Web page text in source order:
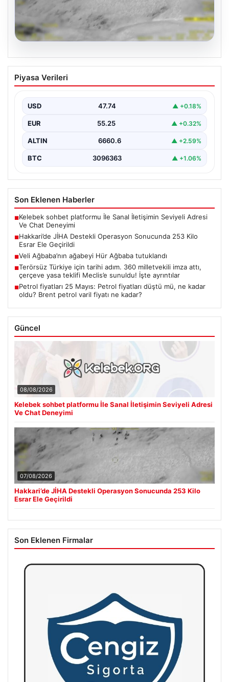
07.08.2026
Hakkari’de JİHA Destekli Operasyon
Sonucunda 253 Kilo Esrar Ele Geçirildi
Hakkari’de jandarma ekipleri tarafından gerçekleştirilen
insansız hava aracı (JİHA)…
Piyasa Verileri
USD 47.74 ▲ +0.18%
EUR 55.25 ▲ +0.32%
ALTIN 6660.6 ▲ +2.59%
BTC 3096363 ▲ +1.06%
Son Eklenen Haberler
■Kelebek sohbet platformu İle Sanal İletişimin Seviyeli Adresi
Ve Chat Deneyimi
■Hakkari’de JİHA Destekli Operasyon Sonucunda 253 Kilo
Esrar Ele Geçirildi
■Veli Ağbaba’nın ağabeyi Hür Ağbaba tutuklandı
■Terörsüz Türkiye için tarihi adım. 360 milletvekili imza attı,
çerçeve yasa teklifi Meclis’e sunuldu! İşte ayrıntılar
■Petrol fiyatları 25 Mayıs: Petrol fiyatları düştü mü, ne kadar
oldu? Brent petrol varil fiyatı ne kadar?
Güncel
08/08/2026
Kelebek sohbet platformu İle Sanal İletişimin Seviyeli Adresi
Ve Chat Deneyimi
07/08/2026
Hakkari’de JİHA Destekli Operasyon Sonucunda 253 Kilo
Esrar Ele Geçirildi
Son Eklenen Firmalar